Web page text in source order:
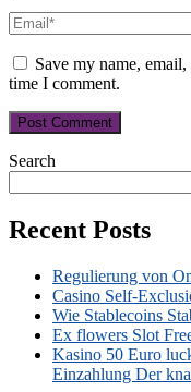
Save my name,
time I comment.
Search
Recent Posts
Regulierung von
Casino Self-
Wie Stablecoins
Ex flowers Slot
Kasino 50 Euro
Einzahlung Der